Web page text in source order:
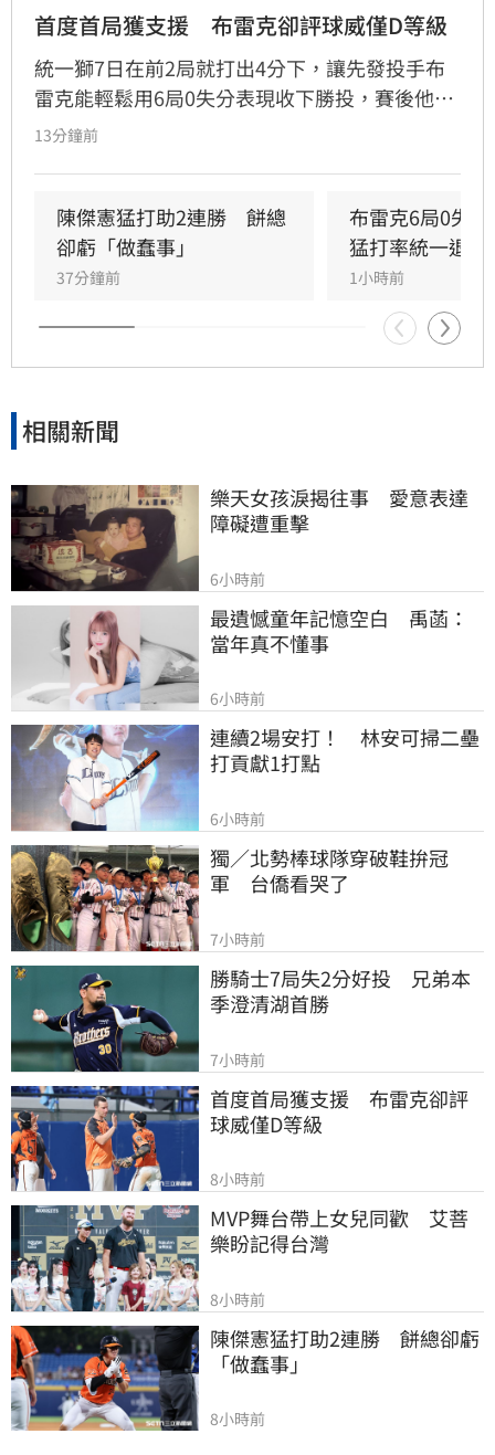
首度首局獲支援　布雷克卻評球威僅D等級
統一獅7日在前2局就打出4分下，讓先發投手布
雷克能輕鬆用6局0失分表現收下勝投，賽後他也
表示今晚投球特別輕鬆，但反而檢討自己的投球
13分鐘前
陳傑憲猛打助2連勝　餅總
卻虧「做蠢事」
37分鐘前
布雷克6局0失
猛打率統一退富
1小時前
相關新聞
樂天女孩淚揭往事　愛意表達
障礙遭重擊
6小時前
最遺憾童年記憶空白　禹菡：
當年真不懂事
6小時前
連續2場安打！　林安可掃二壘
打貢獻1打點
6小時前
獨／北勢棒球隊穿破鞋拚冠
軍　台僑看哭了
7小時前
勝騎士7局失2分好投　兄弟本
季澄清湖首勝
7小時前
首度首局獲支援　布雷克卻評
球威僅D等級
8小時前
MVP舞台帶上女兒同歡　艾菩
樂盼記得台灣
8小時前
陳傑憲猛打助2連勝　餅總卻虧
「做蠢事」
8小時前